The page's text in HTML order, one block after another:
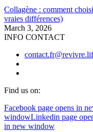
Collagène : comment
vraies différences)
March 3, 2026
INFO CONTACT
Find us on:
Facebook page opens in
windowLinkedin page
in new window